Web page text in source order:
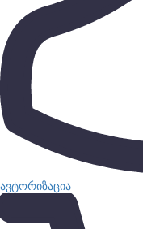
ავტორიზაცია